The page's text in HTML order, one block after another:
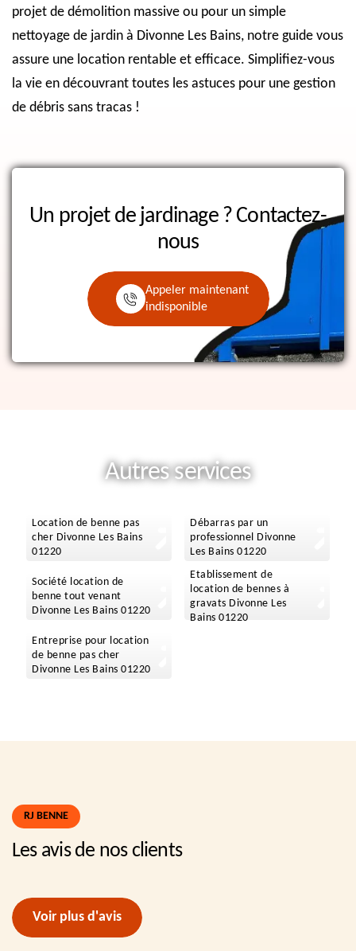
projet de démolition massive ou pour un simple
nettoyage de jardin à Divonne Les Bains, notre guide vous
assure une location rentable et efficace. Simplifiez-vous
la vie en découvrant toutes les astuces pour une gestion
de débris sans tracas !
Un projet de jardinage ? Contactez-
nous
Appeler maintenant
indisponible
Autres services
Location de benne pas
cher Divonne Les Bains
01220
Débarras par un
professionnel Divonne
Les Bains 01220
Société location de
benne tout venant
Divonne Les Bains 01220
Etablissement de
location de bennes à
gravats Divonne Les
Bains 01220
Entreprise pour location
de benne pas cher
Divonne Les Bains 01220
RJ BENNE
Les avis de nos clients
Voir plus d'avis